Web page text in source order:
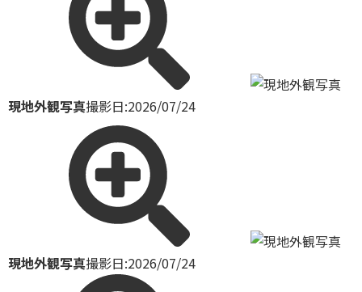
現地外観写真撮影日:2026/07/24
現地外観写真撮影日:2026/07/24